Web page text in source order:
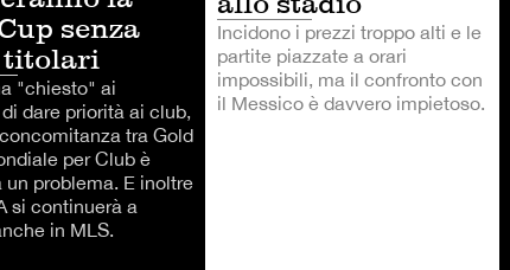
senza
"chiesto" ai
dare priorità ai club,
tra Gold
per Club è
un problema. E inoltre
si continuerà a
in MLS.
Incidono i prezzi troppo alti e le
partite piazzate a orari
impossibili, ma il confronto con
il Messico è davvero impietoso.